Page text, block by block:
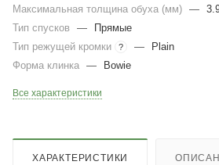
Максимальная толщина обуха (мм) —
Тип спусков
—
Прямые
Тип режущей кромки
? —
Plain
Форма клинка — Bowie
Все характеристики
ХАРАКТЕРИСТИКИ